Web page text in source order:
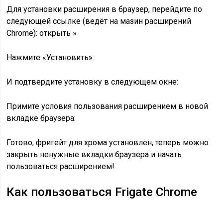
Для установки расширения в браузер, перейдите по
следующей ссылке (ведёт на мазин расширений
Chrome): открыть »
Нажмите «Установить»:
И подтвердите установку в следующем окне:
Примите условия пользования расширением в новой
вкладке браузера:
Готово, фригейт для хрома установлен, теперь можно
закрыть ненужные вкладки браузера и начать
пользоваться расширением!
Как пользоваться Frigate Chrome